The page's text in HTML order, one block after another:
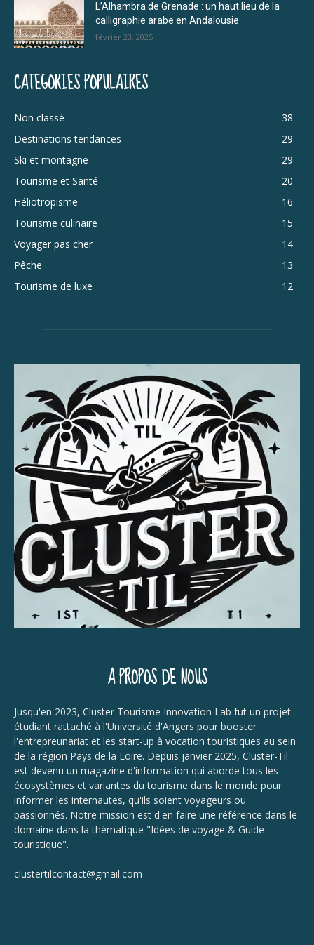
L’Alhambra de Grenade : un haut lieu de la
calligraphie arabe en Andalousie
février 23, 2025
CATÉGORIES POPULAIRES
Non classé
38
Destinations tendances
29
Ski et montagne
29
Tourisme et Santé
20
Héliotropisme
16
Tourisme culinaire
15
Voyager pas cher
14
Pêche
13
Tourisme de luxe
12
A PROPOS DE NOUS
Jusqu'en 2023, Cluster Tourisme Innovation Lab fut un projet
étudiant rattaché à l'Université d'Angers pour booster
l'entrepreunariat et les start-up à vocation touristiques au sein
de la région Pays de la Loire. Depuis janvier 2025, Cluster-Til
est devenu un magazine d'information qui aborde tous les
écosystèmes et variantes du tourisme dans le monde pour
informer les internautes, qu'ils soient voyageurs ou
passionnés. Notre mission est d'en faire une référence dans le
domaine dans la thématique "Idées de voyage & Guide
touristique".
clustertilcontact@gmail.com